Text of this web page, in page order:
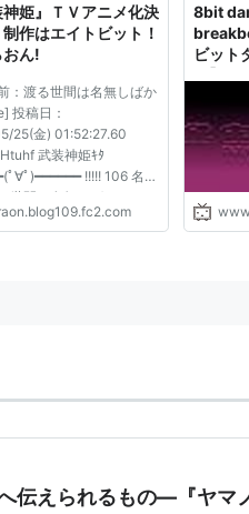
神姫』ＴＶアニメ化決
作はエイトビット！
おん!
：渡る世間は名無しばか
投稿日：
25(金) 01:52:27.60
武装神姫ｷﾀ
ﾟ∀ﾟ)━━━━━━ !!!!! 106 名
世間は名無しばかり
稿日：2012/05/25(金)
8bit
ビット
伝えられるもの―『ヤマ